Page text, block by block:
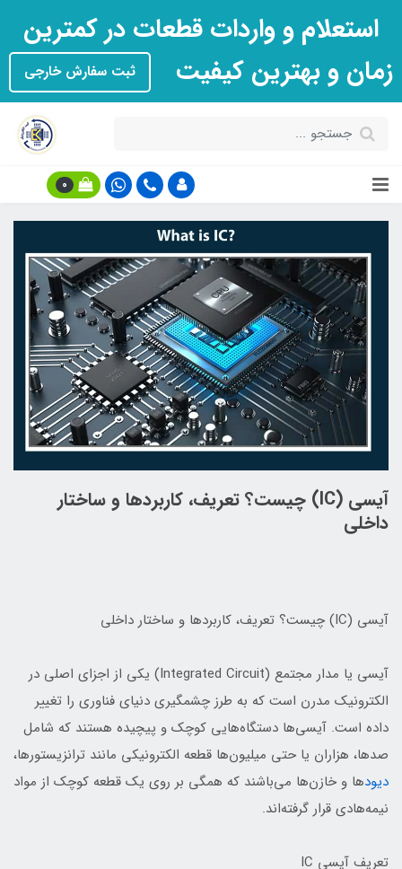
استعلام و واردات قطعات در کمترین
زمان و بهترین کیفیت
ثبت سفارش خارجی
0
آیسی (IC) چیست؟ تعریف، کاربردها و ساختار
داخلی
آیسی (IC) چیست؟ تعریف، کاربردها و ساختار داخلی
آیسی یا مدار مجتمع (Integrated Circuit) یکی از اجزای اصلی در
الکترونیک مدرن است که به طرز چشمگیری دنیای فناوری را تغییر
داده است. آیسی‌ها دستگاه‌هایی کوچک و پیچیده هستند که شامل
صدها، هزاران یا حتی میلیون‌ها قطعه الکترونیکی مانند ترانزیستورها،
دیودها و خازن‌ها می‌باشند که همگی بر روی یک قطعه کوچک از مواد
نیمه‌هادی قرار گرفته‌اند.
تعریف آیسی IC